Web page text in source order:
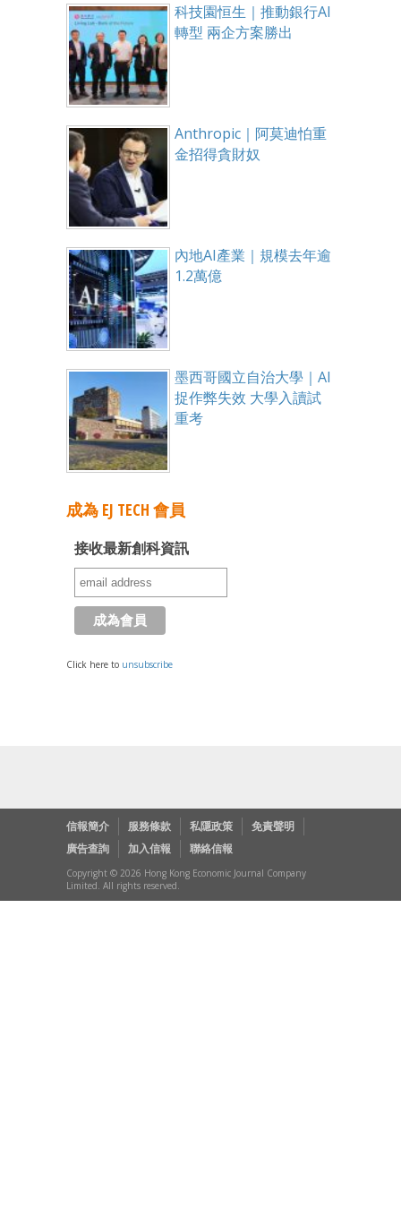
科技園恒生｜推動銀行AI
轉型 兩企方案勝出
Anthropic｜阿莫迪怕重
金招得貪財奴
內地AI產業｜規模去年逾
1.2萬億
墨西哥國立自治大學｜AI
捉作弊失效 大學入讀試
重考
成為 EJ TECH 會員
接收最新創科資訊
Click here to unsubscribe
信報簡介 服務條款 私隱政策
免責聲明
廣告查詢
加入信報 聯絡信報
Copyright © 2026 Hong Kong Economic Journal Company
Limited. All rights reserved.